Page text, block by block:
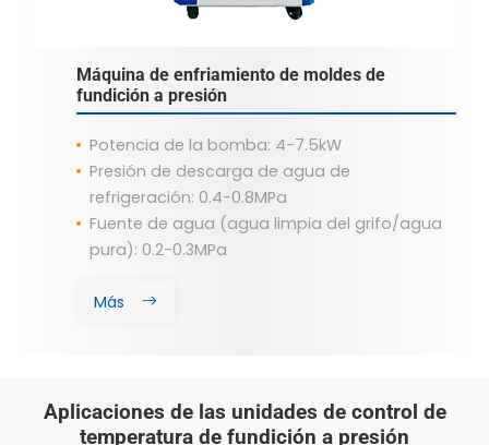
Máquina de enfriamiento de moldes de
fundición a presión
Potencia de la bomba: 4-7.5kW
Presión de descarga de agua de
refrigeración: 0.4-0.8MPa
Fuente de agua (agua limpia del grifo/agua
pura): 0.2-0.3MPa
Más
Aplicaciones de las unidades de control de
temperatura de fundición a presión